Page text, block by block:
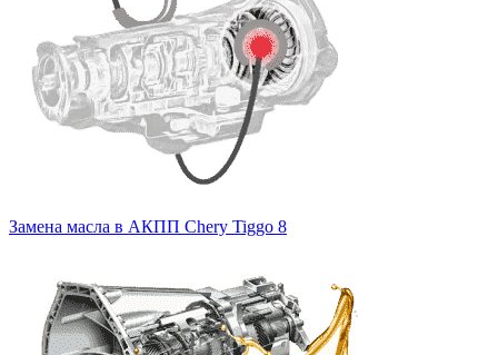
Замена масла в АКПП Chery Tiggo 8